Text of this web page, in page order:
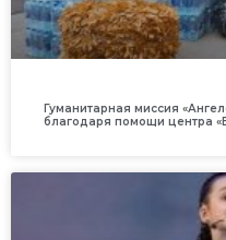
Гуманитарная миссия
благодаря помощи центра